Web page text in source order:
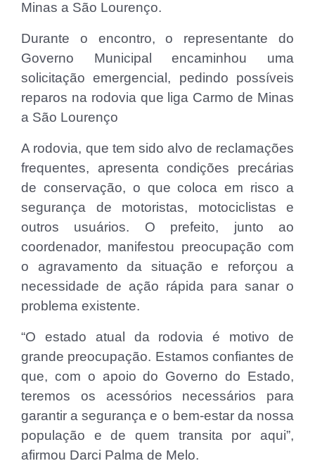
Minas a São Lourenço.
Durante o encontro, o representante do
Governo Municipal encaminhou uma
solicitação emergencial, pedindo possíveis
reparos na rodovia que liga Carmo de Minas
a São Lourenço
A rodovia, que tem sido alvo de reclamações
frequentes, apresenta condições precárias
de conservação, o que coloca em risco a
segurança de motoristas, motociclistas e
outros usuários. O prefeito, junto ao
coordenador, manifestou preocupação com
o agravamento da situação e reforçou a
necessidade de ação rápida para sanar o
problema existente.
“O estado atual da rodovia é motivo de
grande preocupação. Estamos confiantes de
que, com o apoio do Governo do Estado,
teremos os acessórios necessários para
garantir a segurança e o bem-estar da nossa
população e de quem transita por aqui”,
afirmou Darci Palma de Melo.